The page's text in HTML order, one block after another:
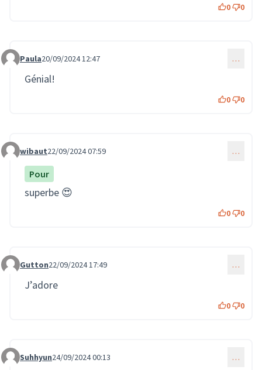
0 0
Commentaire 2168
Paula20/09/2024 12:47 …
Génial!
0 0
Commentaire 2176
wibaut22/09/2024 07:59 …
Pour
superbe 😍
0 0
Commentaire 2187
Gutton22/09/2024 17:49 …
J’adore
0 0
Commentaire 2192
Suhhyun24/09/2024 00:13 …